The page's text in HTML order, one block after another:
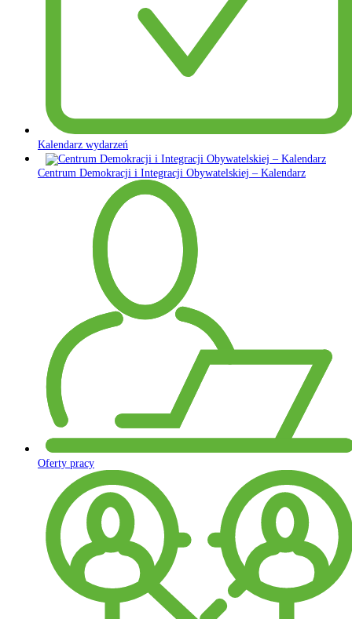
Kalendarz wydarzeń
Centrum Demokracji i Integracji Obywatelskiej – Kalendarz
Oferty pracy